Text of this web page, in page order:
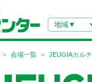
会場一覧 JEUGIAカル